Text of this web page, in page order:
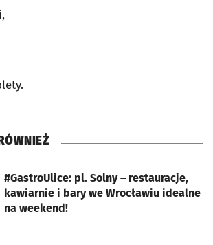
#GastroUlice: pl. Solny – restauracje,
kawiarnie i bary we Wrocławiu idealne
na weekend!
karcie